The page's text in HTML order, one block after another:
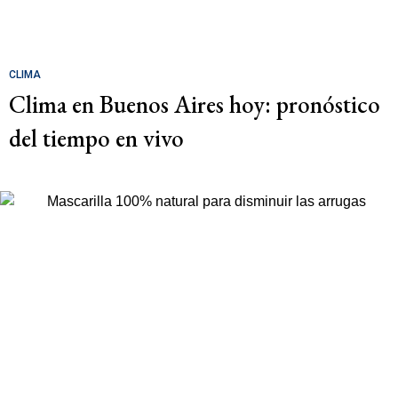
CLIMA
Clima en Buenos Aires hoy: pronóstico
del tiempo en vivo